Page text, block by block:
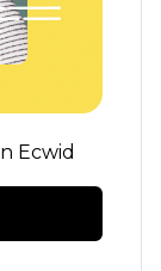
Ecwid